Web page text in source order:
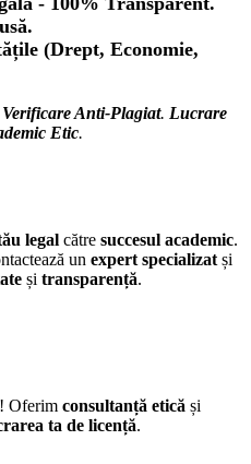
(Drept, Economie,
Verificare Anti-Plagiat. Lucrare
Etic.
legal către succesul academic.
un expert specializat și
și transparență.
! Oferim consultanță etică și
ta de licență.